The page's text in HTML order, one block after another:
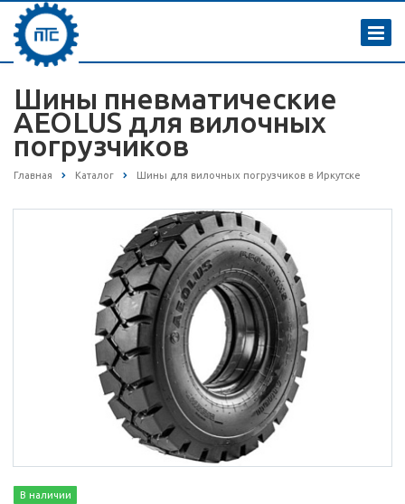
Шины пневматические
AEOLUS для вилочных
погрузчиков
Главная Каталог Шины для вилочных погрузчиков в Иркутске
В наличии